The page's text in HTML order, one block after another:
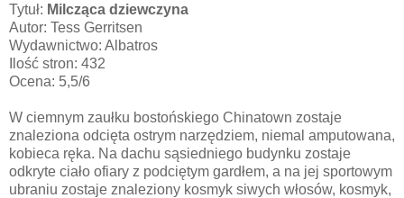
Tytuł: Milcząca dziewczyna
Autor: Tess Gerritsen
Wydawnictwo: Albatros
Ilość stron: 432
Ocena: 5,5/6
W ciemnym zaułku bostońskiego Chinatown zostaje
znaleziona odcięta ostrym narzędziem, niemal amputowana,
kobieca ręka. Na dachu sąsiedniego budynku zostaje
odkryte ciało ofiary z podciętym gardłem, a na jej sportowym
ubraniu zostaje znaleziony kosmyk siwych włosów, kosmyk,